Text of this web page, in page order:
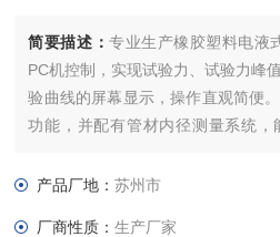
简要描述：专业生产橡胶塑料电液
PC机控制，实现试验力、试验力峰
验曲线的屏幕显示，操作直观简便
功能，并配有管材内径测量系统
产品厂地：苏州市
厂商性质：生产厂家